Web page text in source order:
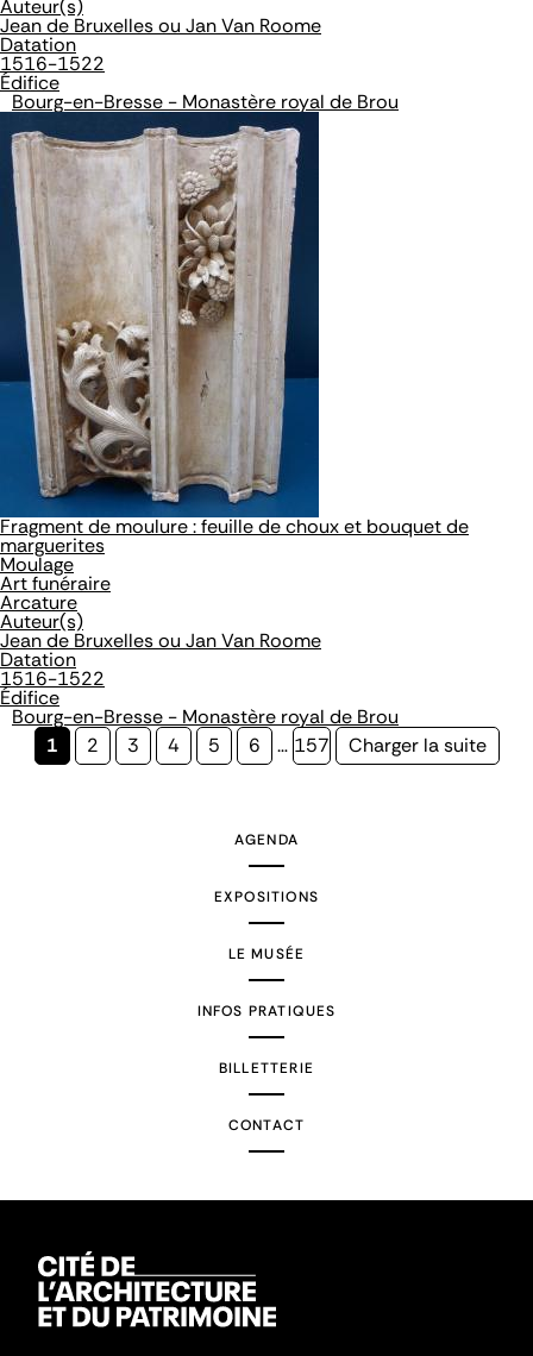
Auteur(s)
Jean de Bruxelles ou Jan Van Roome
Datation
1516-1522
Édifice
Bourg-en-Bresse - Monastère royal de Brou
Fragment de moulure : feuille de choux et bouquet de
marguerites
Moulage
Art funéraire
Arcature
Auteur(s)
Jean de Bruxelles ou Jan Van Roome
Datation
1516-1522
Édifice
Bourg-en-Bresse - Monastère royal de Brou
Page
1 Page
2 Page
3 Page
4 Page
5 Page
6 … Page
157
Page
Charger la suite
AGENDA
EXPOSITIONS
LE MUSÉE
INFOS PRATIQUES
BILLETTERIE
CONTACT